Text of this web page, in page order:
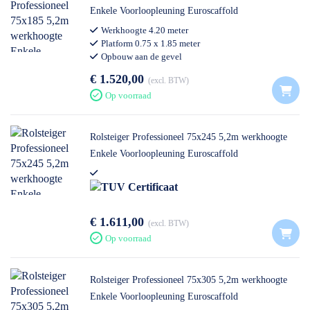
Enkele Voorloopleuning Euroscaffold
Werkhoogte 4.20 meter
Platform 0.75 x 1.85 meter
Opbouw aan de gevel
€ 1.520,00 excl. BTW
Op voorraad
Rolsteiger Professioneel 75x245 5,2m werkhoogte
Enkele Voorloopleuning Euroscaffold
Afmetingen rolsteiger
Werkhoogte: 5.20 meter
€ 1.611,00 excl. BTW
Op voorraad
Rolsteiger Professioneel 75x305 5,2m werkhoogte
Enkele Voorloopleuning Euroscaffold